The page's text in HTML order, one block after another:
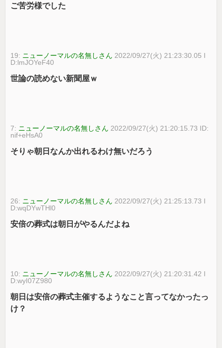
ご苦労様でした
19: ニューノーマルの名無しさん 2022/09/27(火) 21:23:30.05 I
D:lmJOYeF40
世論の読めない新聞屋ｗ
7: ニューノーマルの名無しさん 2022/09/27(火) 21:20:15.73 ID:
nif+eHsA0
そりゃ朝日なんか出れるわけ無いだろう
26: ニューノーマルの名無しさん 2022/09/27(火) 21:25:13.73 I
D:wqDYwTHl0
安倍の葬式は朝日がやるんだよね
10: ニューノーマルの名無しさん 2022/09/27(火) 21:20:31.42 I
D:wyI07Z980
朝日は安倍の葬式主催するようなこと言ってなかったっ
け？